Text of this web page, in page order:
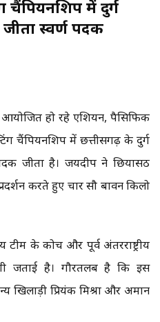
चैंपियनशिप में दुर्ग
स्वर्ण पदक
आयोजित हो रहे एशियन, पैसिफिक
चैंपियनशिप में छत्तीसगढ़ के दुर्ग
जीता है। जयदीप ने छियासठ
प्रदर्शन करते हुए चार सौ बावन किलो
टीम के कोच और पूर्व अंतरराष्ट्रीय
जताई है। गौरतलब है कि इस
खिलाड़ी प्रियंक मिश्रा और अमान